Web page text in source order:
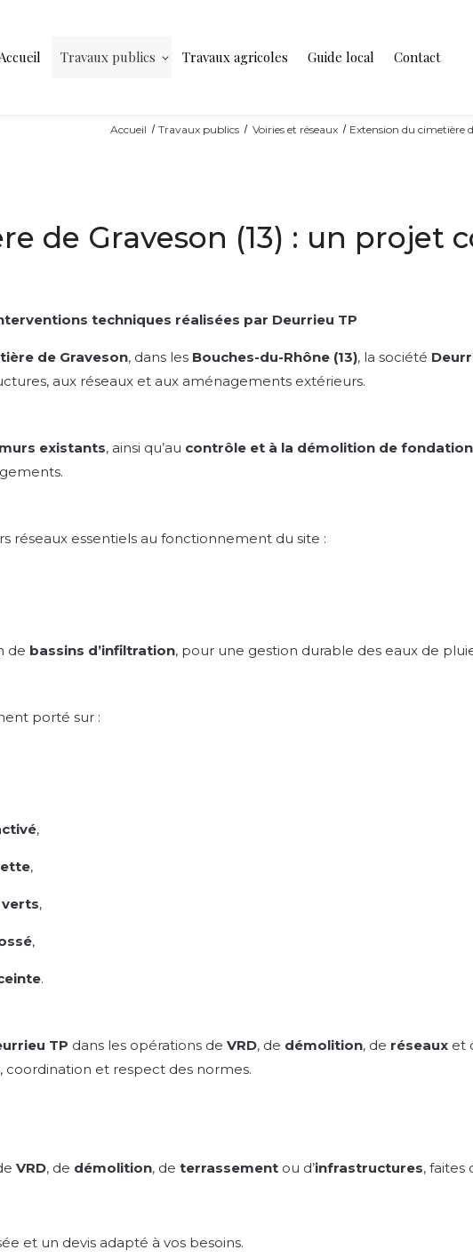
Accueil Travaux publics Travaux agricoles Guide local Contact
Accueil Travaux publics Voiries et réseaux Extension du cimetière
de Graveson (13) : un projet
techniques réalisées par Deurrieu TP
de Graveson, dans les Bouches-du-Rhône (13), la société
aux réseaux et aux aménagements extérieurs.
existants, ainsi qu’au contrôle et à la démolition de
réseaux essentiels au fonctionnement du site :
de bassins d’infiltration, pour une gestion durable des eaux de
porté sur :
,
,
,
,
.
TP dans les opérations deVRD, de démolition, de réseaux et
et respect des normes.
VRD, de démolition, deterrassement ou d’infrastructures, faites
et un devis adapté à vos besoins.